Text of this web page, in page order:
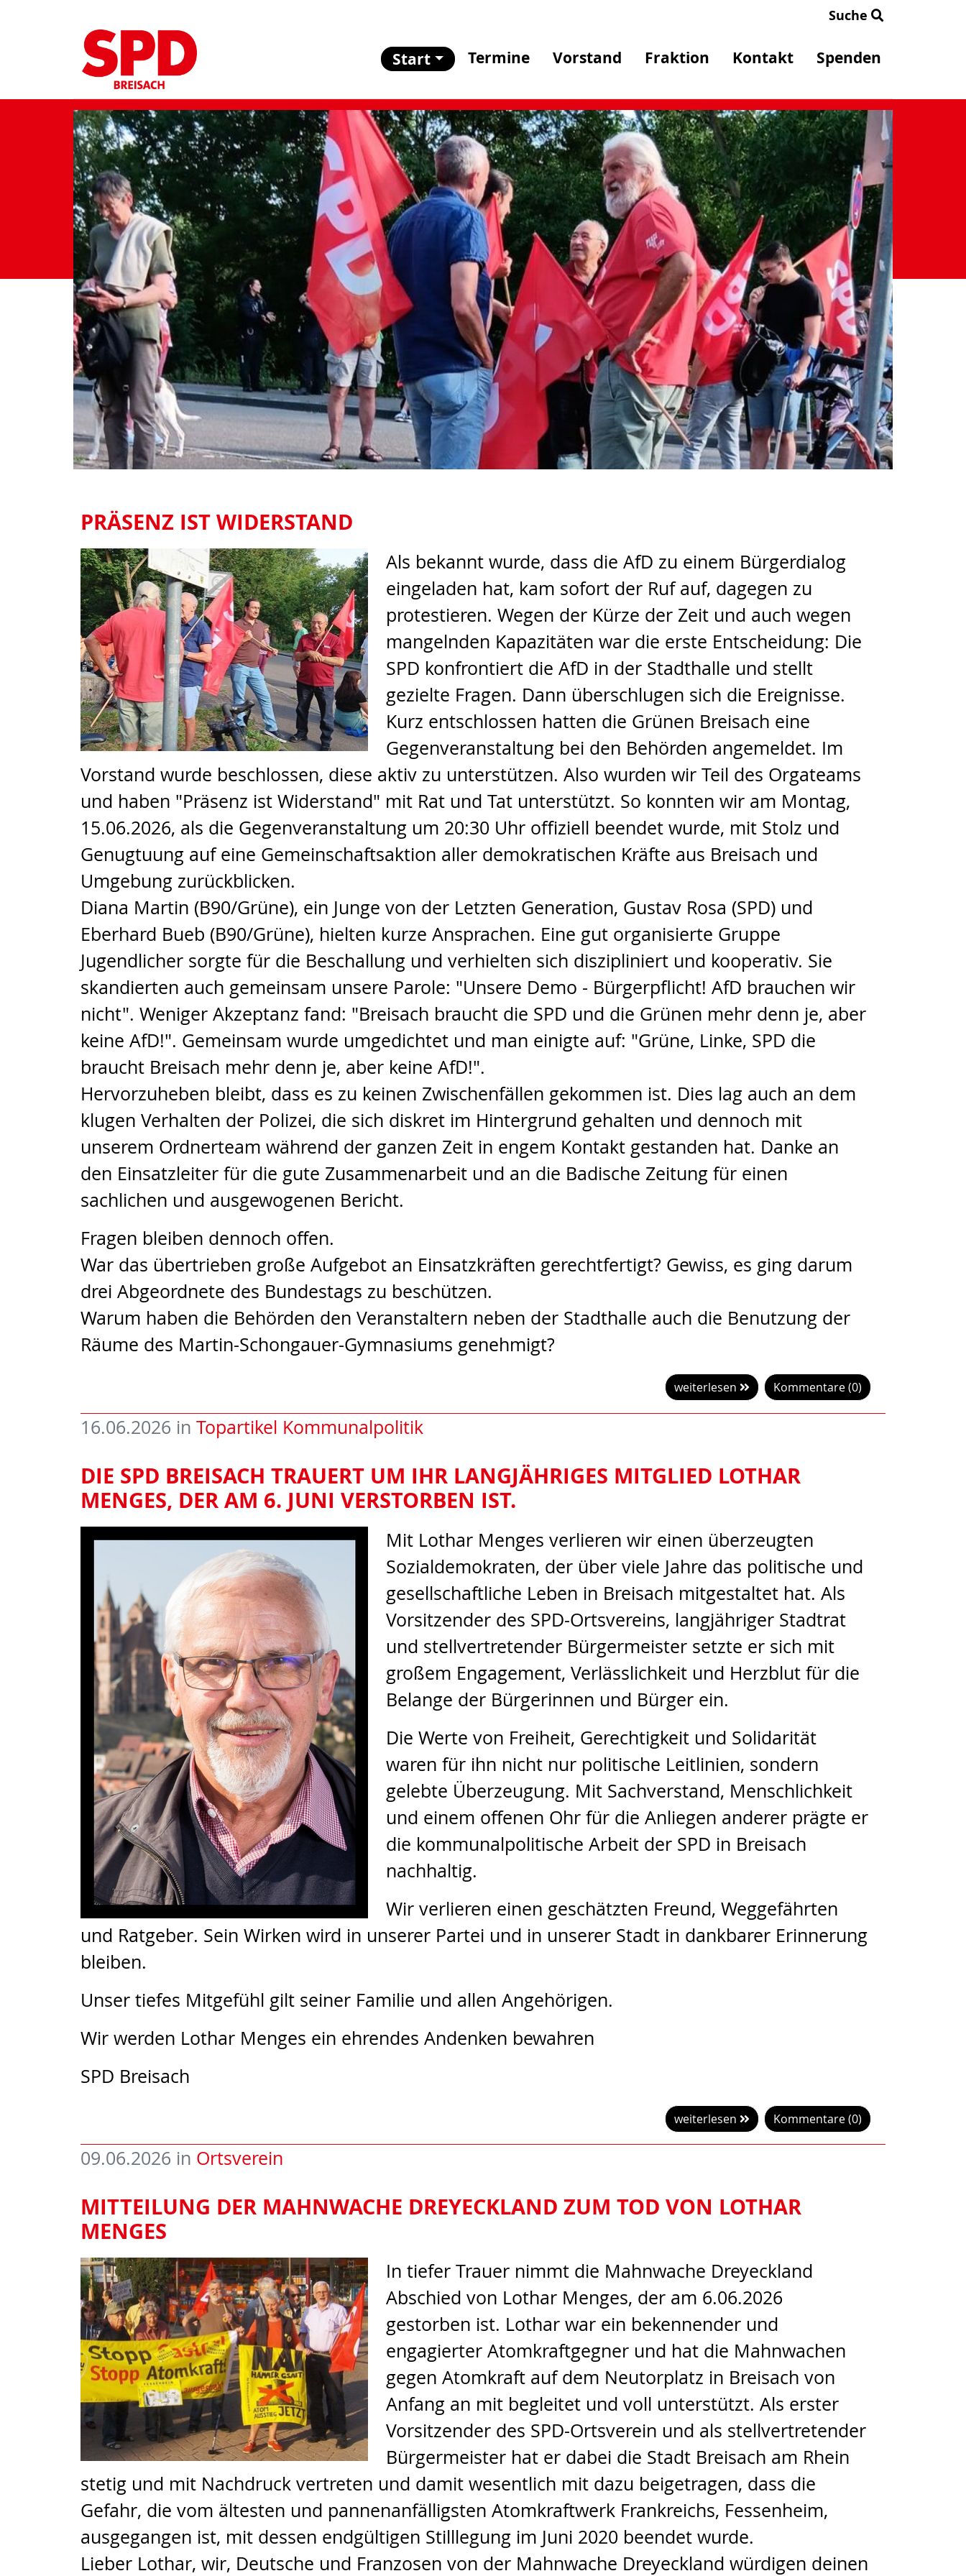
Suche
Start Termine Vorstand Fraktion Kontakt Spenden
PRÄSENZ IST WIDERSTAND
Als bekannt wurde, dass die AfD zu einem Bürgerdialog
eingeladen hat, kam sofort der Ruf auf, dagegen zu
protestieren. Wegen der Kürze der Zeit und auch wegen
mangelnden Kapazitäten war die erste Entscheidung: Die
SPD konfrontiert die AfD in der Stadthalle und stellt
gezielte Fragen. Dann überschlugen sich die Ereignisse.
Kurz entschlossen hatten die Grünen Breisach eine
Gegenveranstaltung bei den Behörden angemeldet. Im
Vorstand wurde beschlossen, diese aktiv zu unterstützen. Also wurden wir Teil des Orgateams
und haben "Präsenz ist Widerstand" mit Rat und Tat unterstützt. So konnten wir am Montag,
15.06.2026, als die Gegenveranstaltung um 20:30 Uhr offiziell beendet wurde, mit Stolz und
Genugtuung auf eine Gemeinschaftsaktion aller demokratischen Kräfte aus Breisach und
Umgebung zurückblicken.
Diana Martin (B90/Grüne), ein Junge von der Letzten Generation, Gustav Rosa (SPD) und
Eberhard Bueb (B90/Grüne), hielten kurze Ansprachen. Eine gut organisierte Gruppe
Jugendlicher sorgte für die Beschallung und verhielten sich diszipliniert und kooperativ. Sie
skandierten auch gemeinsam unsere Parole: "Unsere Demo - Bürgerpflicht! AfD brauchen wir
nicht". Weniger Akzeptanz fand: "Breisach braucht die SPD und die Grünen mehr denn je, aber
keine AfD!". Gemeinsam wurde umgedichtet und man einigte auf: "Grüne, Linke, SPD die
braucht Breisach mehr denn je, aber keine AfD!".
Hervorzuheben bleibt, dass es zu keinen Zwischenfällen gekommen ist. Dies lag auch an dem
klugen Verhalten der Polizei, die sich diskret im Hintergrund gehalten und dennoch mit
unserem Ordnerteam während der ganzen Zeit in engem Kontakt gestanden hat. Danke an
den Einsatzleiter für die gute Zusammenarbeit und an die Badische Zeitung für einen
sachlichen und ausgewogenen Bericht.
Fragen bleiben dennoch offen.
War das übertrieben große Aufgebot an Einsatzkräften gerechtfertigt? Gewiss, es ging darum
drei Abgeordnete des Bundestags zu beschützen.
Warum haben die Behörden den Veranstaltern neben der Stadthalle auch die Benutzung der
Räume des Martin-Schongauer-Gymnasiums genehmigt?
weiterlesen Kommentare (0)
16.06.2026 in Topartikel Kommunalpolitik
DIE SPD BREISACH TRAUERT UM IHR LANGJÄHRIGES MITGLIED LOTHAR
MENGES, DER AM 6. JUNI VERSTORBEN IST.
Mit Lothar Menges verlieren wir einen überzeugten
Sozialdemokraten, der über viele Jahre das politische und
gesellschaftliche Leben in Breisach mitgestaltet hat. Als
Vorsitzender des SPD-Ortsvereins, langjähriger Stadtrat
und stellvertretender Bürgermeister setzte er sich mit
großem Engagement, Verlässlichkeit und Herzblut für die
Belange der Bürgerinnen und Bürger ein.
Die Werte von Freiheit, Gerechtigkeit und Solidarität
waren für ihn nicht nur politische Leitlinien, sondern
gelebte Überzeugung. Mit Sachverstand, Menschlichkeit
und einem offenen Ohr für die Anliegen anderer prägte er
die kommunalpolitische Arbeit der SPD in Breisach
nachhaltig.
Wir verlieren einen geschätzten Freund, Weggefährten
und Ratgeber. Sein Wirken wird in unserer Partei und in unserer Stadt in dankbarer Erinnerung
bleiben.
Unser tiefes Mitgefühl gilt seiner Familie und allen Angehörigen.
Wir werden Lothar Menges ein ehrendes Andenken bewahren
SPD Breisach
weiterlesen Kommentare (0)
09.06.2026 in Ortsverein
MITTEILUNG DER MAHNWACHE DREYECKLAND ZUM TOD VON LOTHAR
MENGES
In tiefer Trauer nimmt die Mahnwache Dreyeckland
Abschied von Lothar Menges, der am 6.06.2026
gestorben ist. Lothar war ein bekennender und
engagierter Atomkraftgegner und hat die Mahnwachen
gegen Atomkraft auf dem Neutorplatz in Breisach von
Anfang an mit begleitet und voll unterstützt. Als erster
Vorsitzender des SPD-Ortsverein und als stellvertretender
Bürgermeister hat er dabei die Stadt Breisach am Rhein
stetig und mit Nachdruck vertreten und damit wesentlich mit dazu beigetragen, dass die
Gefahr, die vom ältesten und pannenanfälligsten Atomkraftwerk Frankreichs, Fessenheim,
ausgegangen ist, mit dessen endgültigen Stilllegung im Juni 2020 beendet wurde.
Lieber Lothar, wir, Deutsche und Franzosen von der Mahnwache Dreyeckland würdigen deinen